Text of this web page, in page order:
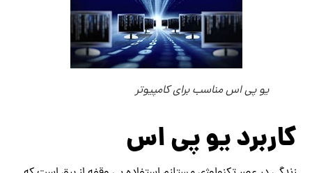
یو پی اس مناسب برای کامپیوتر
کاربرد‌ ‌‌یو پی اس